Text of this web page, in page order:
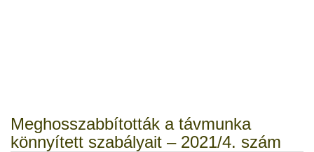
Meghosszabbították a távmunka
könnyített szabályait – 2021/4. szám